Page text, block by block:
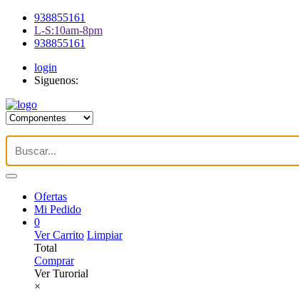
938855161
L-S:10am-8pm
938855161
login
Siguenos:
Ofertas
Mi Pedido
0
Ver Carrito Limpiar
Total
Comprar
Ver Turorial
×